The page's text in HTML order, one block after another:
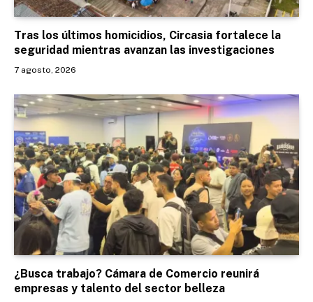
Tras los últimos homicidios, Circasia fortalece la
seguridad mientras avanzan las investigaciones
7 agosto, 2026
¿Busca trabajo? Cámara de Comercio reunirá
empresas y talento del sector belleza